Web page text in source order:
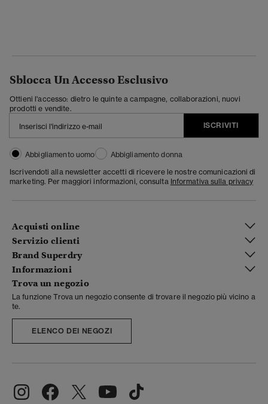
Sblocca Un Accesso Esclusivo
Ottieni l'accesso: dietro le quinte a campagne, collaborazioni, nuovi
prodotti e vendite.
ISCRIVITI
Abbigliamento uomo
Abbigliamento donna
Iscrivendoti alla newsletter accetti di ricevere le nostre comunicazioni di
marketing. Per maggiori informazioni, consulta Informativa sulla privacy
Acquisti online
Servizio clienti
Brand Superdry
Informazioni
Trova un negozio
La funzione Trova un negozio consente di trovare il negozio più vicino a
te.
ELENCO DEI NEGOZI